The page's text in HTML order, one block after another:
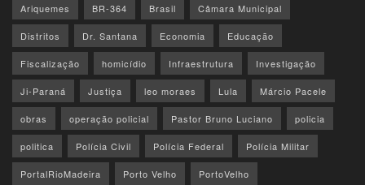
Ariquemes BR-364 Brasil Câmara Municipal
Distritos Dr. Santana Economia Educação
Fiscalização homicídio Infraestrutura Investigação
Ji-Paraná Justiça leo moraes Lula Márcio Pacele
obras operação policial Pastor Bruno Luciano policia
politica Polícia Civil Polícia Federal Polícia Militar
PortalRioMadeira Porto Velho PortoVelho